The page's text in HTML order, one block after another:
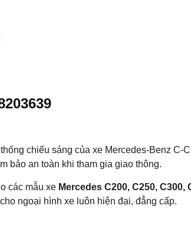
chiếu sáng của xe Mercedes-Benz
bảo an toàn khi tham gia giao thông.
các mẫu xe Mercedes C200, C250, C300,
ngoại hình xe luôn hiện đại, đẳng cấp.